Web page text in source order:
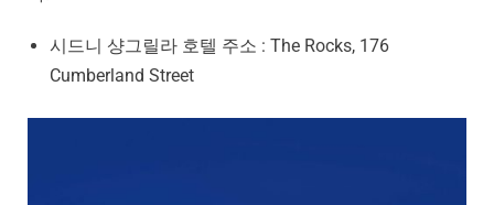
시드니 샹그릴라 호텔 주소 : The Rocks, 176
Cumberland Street